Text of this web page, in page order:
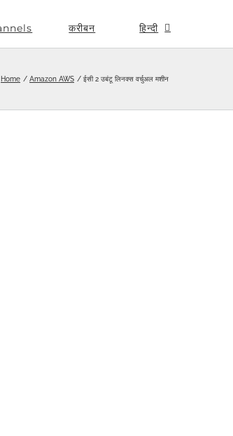
करीबन हिन्दी
Home Amazon AWS ईसी 2 उबंटू लिनक्स वर्चुअल मशीन